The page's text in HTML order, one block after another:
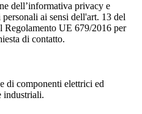
dell’informativa privacy e
ai sensi dell'art. 13 del
UE 679/2016 per
di contatto.
di componenti elettrici ed
industriali.